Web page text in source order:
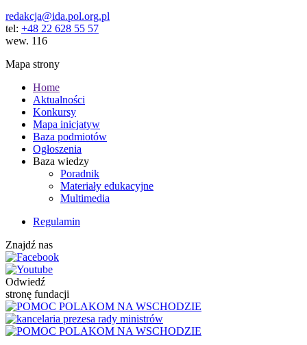
redakcja@ida.pol.org.pl
tel: +48 22 628 55 57
wew. 116
Mapa strony
Home
Aktualności
Konkursy
Mapa inicjatyw
Baza podmiotów
Ogłoszenia
Baza wiedzy
Poradnik
Materiały edukacyjne
Multimedia
Regulamin
Znajdź nas
Odwiedź
stronę fundacji